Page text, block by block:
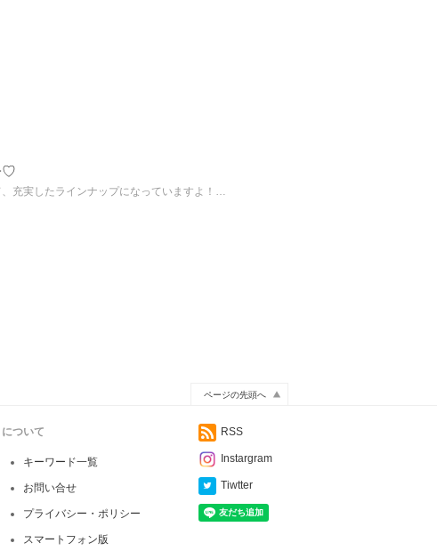
♡
充実したラインナップになっていますよ！…
ページの先頭へ
ついて
キーワード一覧
お問い合せ
プライバシー・ポリシー
スマートフォン版
RSS
Instargram
Tiwtter